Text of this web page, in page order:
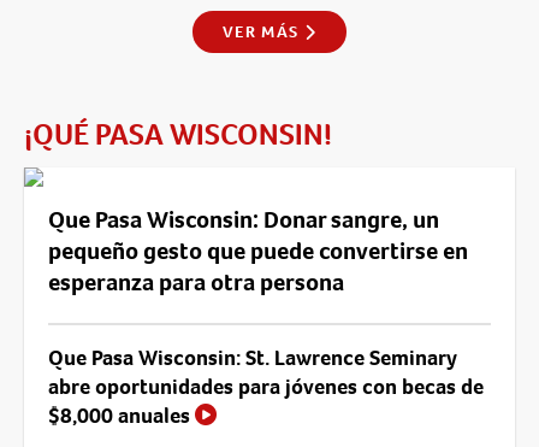
VER MÁS
¡QUÉ PASA WISCONSIN!
Que Pasa Wisconsin: Donar sangre, un
pequeño gesto que puede convertirse en
esperanza para otra persona
Que Pasa Wisconsin: St. Lawrence Seminary
abre oportunidades para jóvenes con becas de
$8,000 anuales